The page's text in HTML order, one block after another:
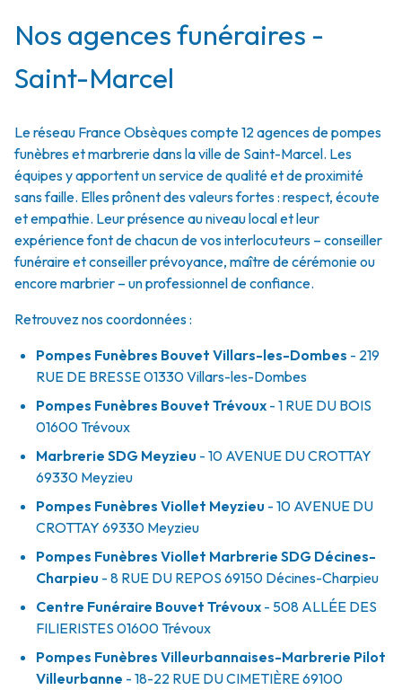
Nos agences funéraires -
Saint-Marcel
Le réseau France Obsèques compte 12 agences de pompes
funèbres et marbrerie dans la ville de Saint-Marcel. Les
équipes y apportent un service de qualité et de proximité
sans faille. Elles prônent des valeurs fortes : respect, écoute
et empathie. Leur présence au niveau local et leur
expérience font de chacun de vos interlocuteurs – conseiller
funéraire et conseiller prévoyance, maître de cérémonie ou
encore marbrier – un professionnel de confiance.
Retrouvez nos coordonnées :
Pompes Funèbres Bouvet Villars-les-Dombes - 219
RUE DE BRESSE01330Villars-les-Dombes
Pompes Funèbres Bouvet Trévoux - 1 RUE DU BOIS
01600 Trévoux
Marbrerie SDG Meyzieu - 10 AVENUE DU CROTTAY
69330 Meyzieu
Pompes Funèbres Viollet Meyzieu - 10 AVENUE DU
CROTTAY 69330 Meyzieu
Pompes Funèbres Viollet Marbrerie SDG Décines-
Charpieu - 8 RUE DU REPOS 69150 Décines-Charpieu
Centre Funéraire Bouvet Trévoux - 508 ALLÉE DES
FILIERISTES 01600 Trévoux
Pompes Funèbres Villeurbannaises-Marbrerie Pilot
Villeurbanne - 18-22 RUE DU CIMETIÈRE69100